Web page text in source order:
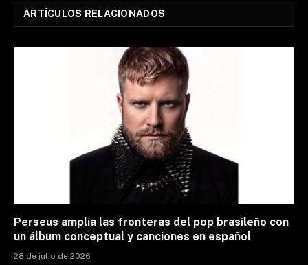
ARTÍCULOS RELACIONADOS
Perseus amplía las fronteras del pop brasileño con
un álbum conceptual y canciones en español
28 de julio de 2026